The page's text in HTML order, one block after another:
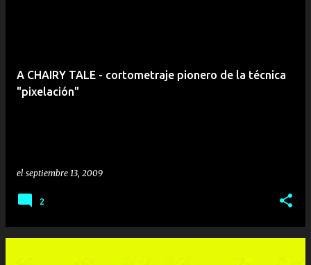
A CHAIRY TALE - cortometraje pionero de la técnica
"pixelación"
el septiembre 13, 2009
2